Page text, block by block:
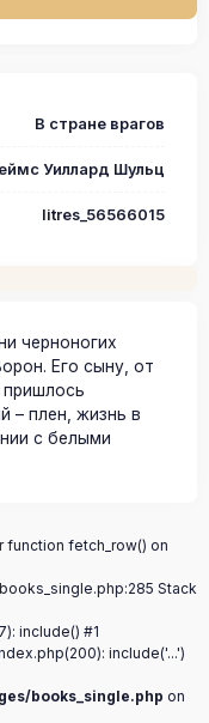
В стране врагов
Уиллард Шульц
litres_56566015
черноногих
Его сыну, от
пришлось
– плен, жизнь в
с белыми
function fetch_row() on
Stack
include() #1
include('...')
books_single.php on